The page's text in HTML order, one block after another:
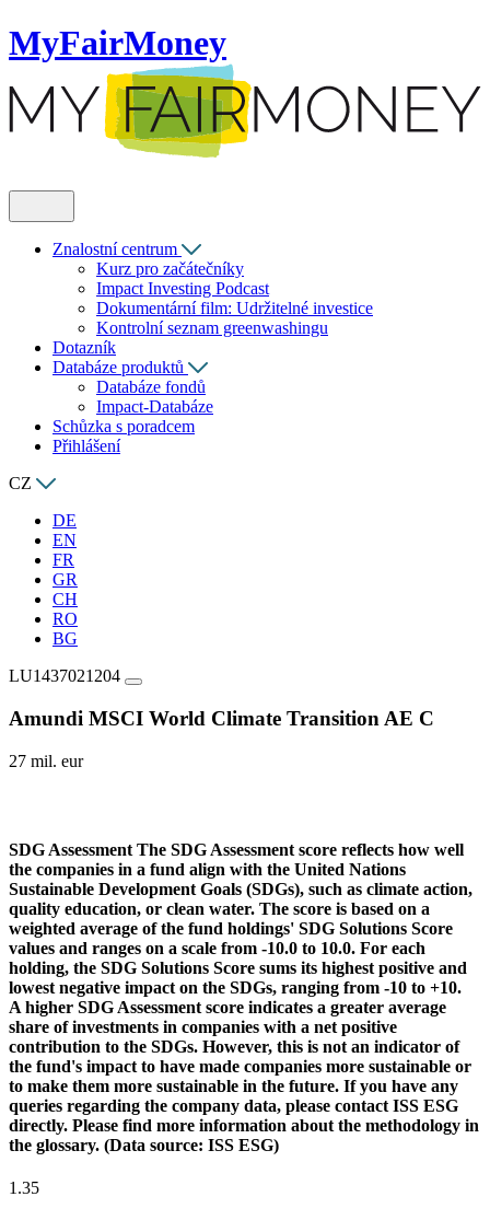
MyFairMoney
Znalostní centrum
Kurz pro začátečníky
Impact Investing Podcast
Dokumentární film: Udržitelné investice
Kontrolní seznam greenwashingu
Dotazník
Databáze produktů
Databáze fondů
Impact-Databáze
Schůzka s poradcem
Přihlášení
CZ
DE
EN
FR
GR
CH
RO
BG
LU1437021204
Amundi MSCI World Climate Transition AE C
27 mil. eur
SDG Assessment The SDG Assessment score reflects how well
the companies in a fund align with the United Nations
Sustainable Development Goals (SDGs), such as climate action,
quality education, or clean water. The score is based on a
weighted average of the fund holdings' SDG Solutions Score
values and ranges on a scale from -10.0 to 10.0. For each
holding, the SDG Solutions Score sums its highest positive and
lowest negative impact on the SDGs, ranging from -10 to +10.
A higher SDG Assessment score indicates a greater average
share of investments in companies with a net positive
contribution to the SDGs. However, this is not an indicator of
the fund's impact to have made companies more sustainable or
to make them more sustainable in the future. If you have any
queries regarding the company data, please contact ISS ESG
directly. Please find more information about the methodology in
the glossary. (Data source: ISS ESG)
1.35